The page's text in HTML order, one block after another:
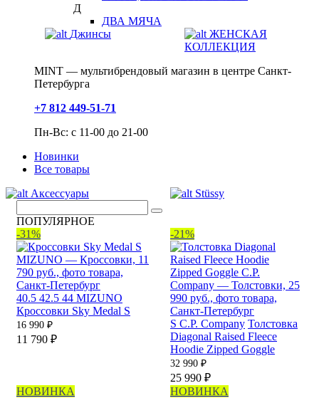
Д
ДВА МЯЧА
Джинсы
ЖЕНСКАЯ
КОЛЛЕКЦИЯ
MINT — мультибрендовый магазин в центре Санкт-
Петербурга
+7 812 449-51-71
Пн-Вс: с 11-00 до 21-00
Новинки
Все товары
Аксессуары
Stüssy
ПОПУЛЯРНОЕ
-31%
40.5 42.5 44 MIZUNO
Кроссовки Sky Medal S
16 990 ₽
11 790 ₽
-21%
S C.P. Company Толстовка
Diagonal Raised Fleece
Hoodie Zipped Goggle
32 990 ₽
25 990 ₽
НОВИНКА
НОВИНКА